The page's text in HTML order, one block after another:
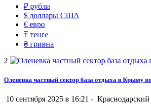
₽ рубли
$ доллары США
€ евро
₸ тенге
₴ гривна
2
Оленевка частный сектор база отдыха в Крыму
10 сентября 2025 в 16:21 - Краснодарский